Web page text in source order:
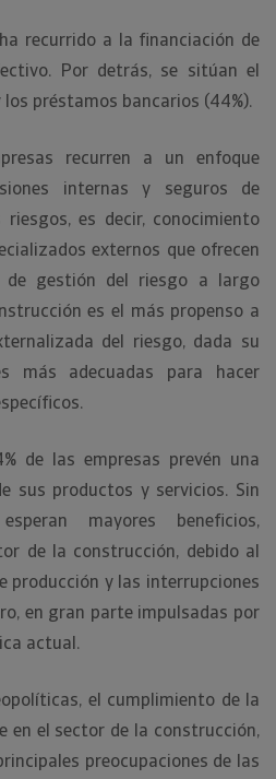
recurrido a la financiación de
Por detrás, se sitúan el
préstamos bancarios (44%).
recurren a un enfoque
internas y seguros de
es decir, conocimiento
externos que ofrecen
de gestión del riesgo a largo
es el más propenso a
del riesgo, dada su
más adecuadas para hacer
de las empresas prevén una
sus productos y servicios. Sin
mayores beneficios,
de la construcción, debido al
producción y las interrupciones
en gran parte impulsadas por
actual.
el cumplimiento de la
en el sector de la construcción,
preocupaciones de las